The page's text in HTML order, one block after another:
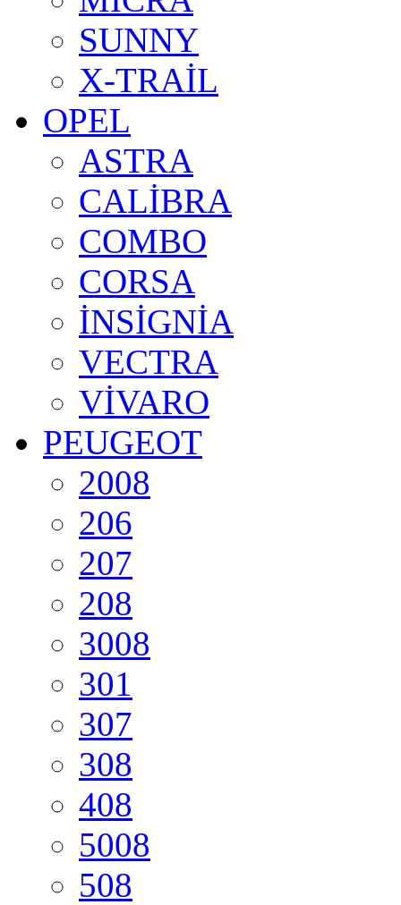
SUNNY
X-TRAİL
OPEL
ASTRA
CALİBRA
COMBO
CORSA
İNSİGNİA
VECTRA
VİVARO
PEUGEOT
2008
206
207
208
3008
301
307
308
408
5008
508